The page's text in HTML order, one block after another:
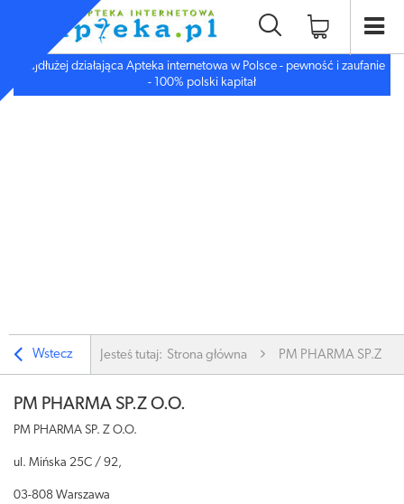
Najdłużej działająca Apteka internetowa w Polsce - pewność i zaufanie
- 100% polski kapitał
Wstecz Jesteś tutaj: Strona główna PM PHARMA SP.Z
PM PHARMA SP.Z O.O.
PM PHARMA SP. Z O.O.
ul. Mińska 25C / 92,
03-808 Warszawa